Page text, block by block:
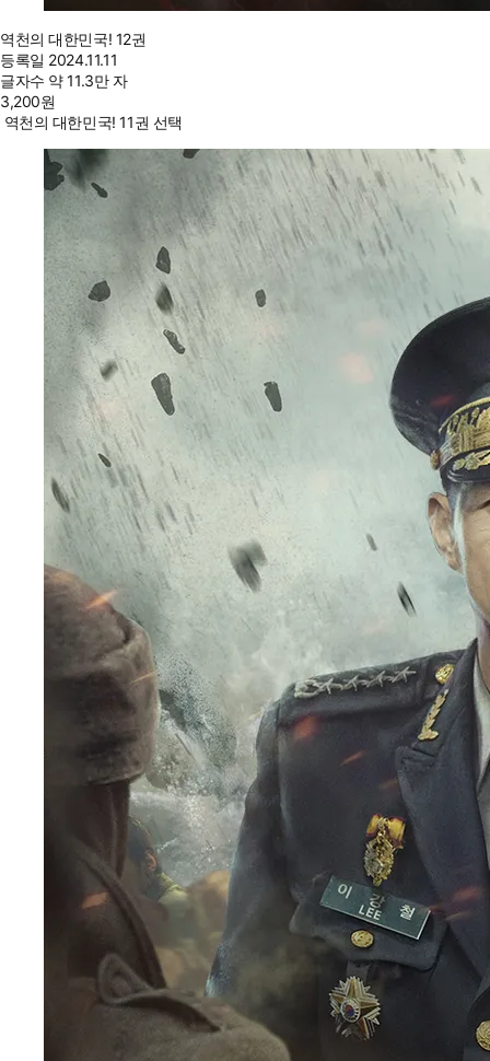
역천의 대한민국! 12권
등록일 2024.11.11
글자수 약 11.3만 자
3,200원
역천의 대한민국! 11권 선택